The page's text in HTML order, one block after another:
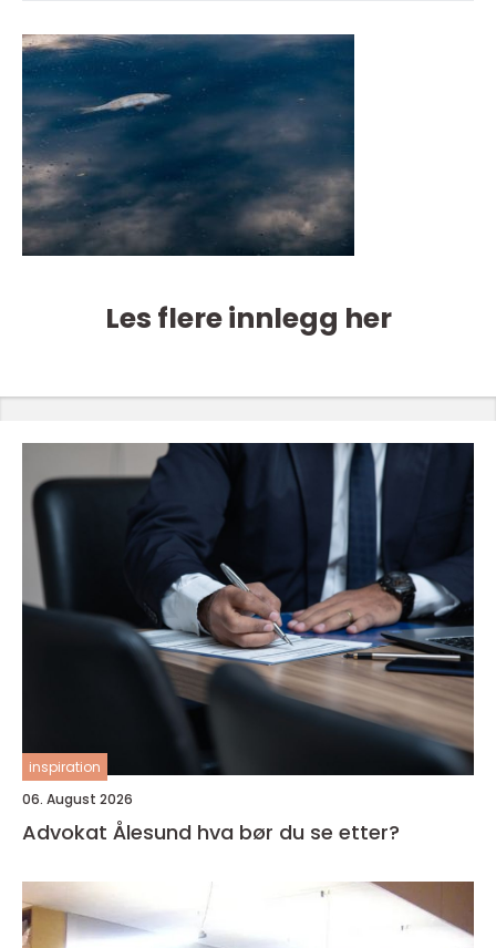
Les flere innlegg her
inspiration
06. August 2026
Advokat Ålesund hva bør du se etter?